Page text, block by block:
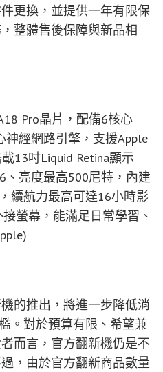
更換，並提供一年有限保
整體售後保障與新品相
Pro晶片，配備6核心
神經網路引擎，支援Apple
13吋Liquid Retina顯示
、亮度最高500尼特，內建
續航力最高可達16小時影
螢幕，能滿足日常學習、
的推出，將進一步降低消
。對於預算有限、希望兼
而言，官方翻新機仍是不
，由於官方翻新商品數量